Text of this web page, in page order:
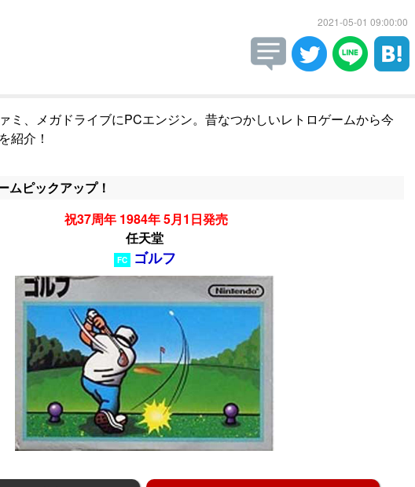
2021-05-01 09:00:00
ミ、メガドライブにPCエンジン。昔なつかしいレトロゲームから今
紹介！
ムピックアップ！
祝37周年 1984年 5月1日発売
任天堂
FC ゴルフ